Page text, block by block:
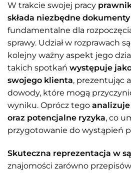
W trakcie swojej pracy
składa niezbędne
fundamentalne dla
sprawy. Udział w rozprawach
kolejny ważny aspekt jego
takich spotkań występuje
swojego klienta, prezentując
dowody, które mogą
wyniku. Oprócz tego
oraz potencjalne ryzyka, co
przygotowanie do wystąpień
Skuteczna reprezentacja w
znajomości zarówno